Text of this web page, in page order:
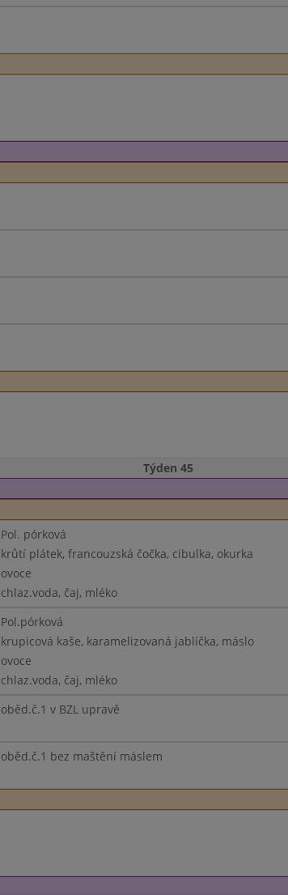
Týden 45
Pol. pórková
krůtí plátek, francouzská čočka, cibulka, okurka
ovoce
chlaz.voda, čaj, mléko
Pol.pórková
krupicová kaše, karamelizovaná jablíčka, máslo
ovoce
chlaz.voda, čaj, mléko
oběd.č.1 v BZL upravě
oběd.č.1 bez maštění máslem